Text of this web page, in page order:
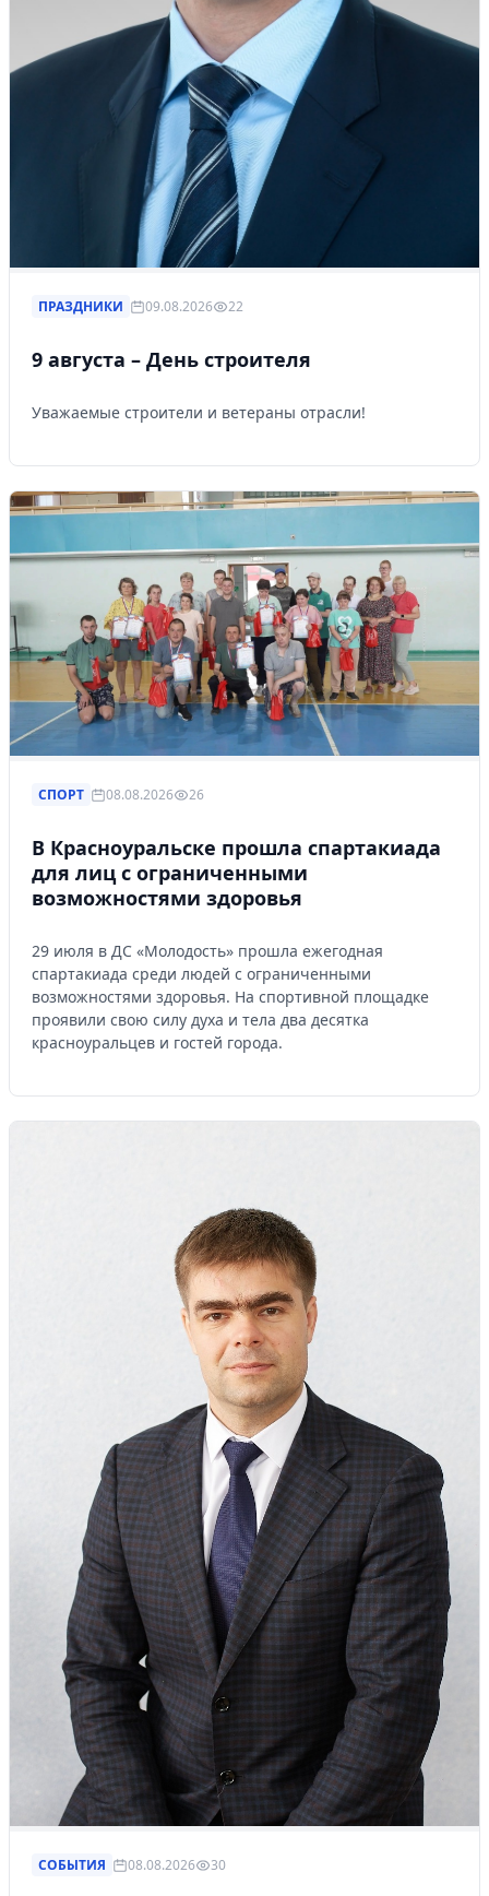
ПРАЗДНИКИ 09.08.2026 22
9 августа – День строителя
Уважаемые строители и ветераны отрасли!
СПОРТ 08.08.2026 26
В Красноуральске прошла спартакиада
для лиц с ограниченными
возможностями здоровья
29 июля в ДС «Молодость» прошла ежегодная
спартакиада среди людей с ограниченными
возможностями здоровья. На спортивной площадке
проявили свою силу духа и тела два десятка
красноуральцев и гостей города.
СОБЫТИЯ 08.08.2026 30